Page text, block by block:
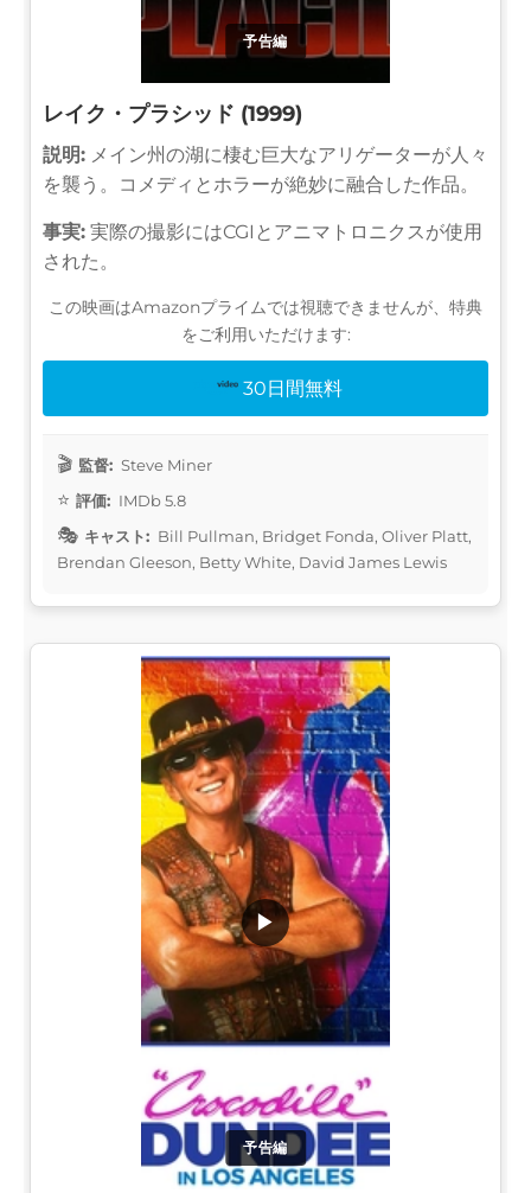
予告編
レイク・プラシッド (1999)
説明: メイン州の湖に棲む巨大なアリゲーターが人々
を襲う。コメディとホラーが絶妙に融合した作品。
事実: 実際の撮影にはCGIとアニマトロニクスが使用
された。
この映画はAmazonプライムでは視聴できませんが、特典
をご利用いただけます:
30日間無料
監督: Steve Miner
評価: IMDb 5.8
キャスト: Bill Pullman, Bridget Fonda, Oliver Platt,
Brendan Gleeson, Betty White, David James Lewis
予告編
▶